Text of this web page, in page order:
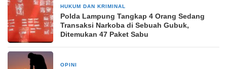
HUKUM DAN KRIMINAL
Polda Lampung Tangkap 4 Orang Sedang
Transaksi Narkoba di Sebuah Gubuk,
Ditemukan 47 Paket Sabu
OPINI